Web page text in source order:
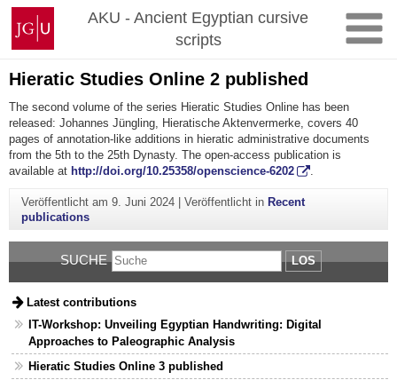
Zum
Inhalt
springen
Johannes
Gutenberg-
Universität
Mainz
AKU - Ancient Egyptian cursive
scripts
Hieratic Studies Online 2 published
The second volume of the series Hieratic Studies Online has been
released: Johannes Jüngling, Hieratische Aktenvermerke, covers 40
pages of annotation-like additions in hieratic administrative documents
from the 5th to the 25th Dynasty. The open-access publication is
available at http://doi.org/10.25358/openscience-6202 .
Veröffentlicht am 9. Juni 2024| Veröffentlicht in Recent
publications
SUCHE LOS
Latest contributions
IT-Workshop: Unveiling Egyptian Handwriting: Digital
Approaches to Paleographic Analysis
Hieratic Studies Online 3 published